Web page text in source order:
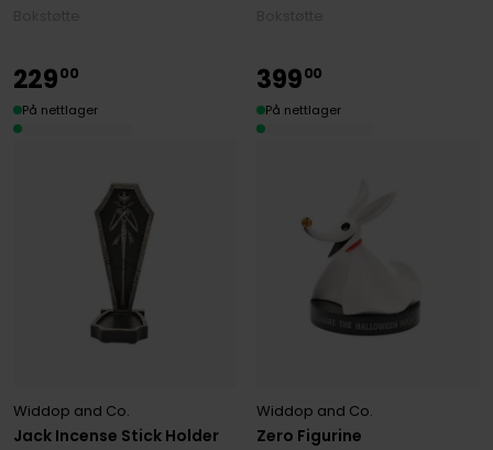
Jack Incense Stick Holder
Widdop and Co.
22900
På nettlager
Zero Figurine
Widdop and Co.
39900
På nettlager